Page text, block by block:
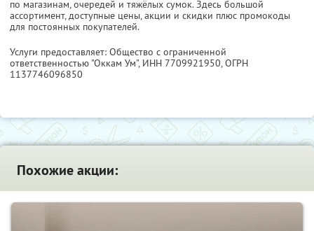
по магазинам, очередей и тяжёлых сумок. Здесь большой
ассортимент, доступные цены, акции и скидки плюс промокоды
для постоянных покупателей.
Услуги предоставляет: Общество с ограниченной
ответственностью "Оккам Ум", ИНН 7709921950, ОГРН
1137746096850
Похожие акции: